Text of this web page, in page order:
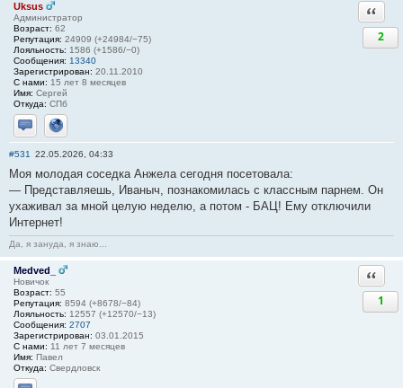
Uksus
Администратор
Возраст: 62
Репутация: 24909 (+24984/−75)
Лояльность: 1586 (+1586/−0)
Сообщения: 13340
Зарегистрирован: 20.11.2010
С нами: 15 лет 8 месяцев
Имя: Сергей
Откуда: СПб
Отправить личное сообщение
Сайт
2
#531 22.05.2026, 04:33
Моя молодая соседка Анжела сегодня посетовала:
— Представляешь, Иваныч, познакомилась с классным парнем. Он
ухаживал за мной целую неделю, а потом - БАЦ! Ему отключили
Интернет!
Да, я зануда, я знаю...
Medved_
Новичок
Возраст: 55
Репутация: 8594 (+8678/−84)
Лояльность: 12557 (+12570/−13)
Сообщения: 2707
Зарегистрирован: 03.01.2015
С нами: 11 лет 7 месяцев
Имя: Павел
Откуда: Свердловск
1